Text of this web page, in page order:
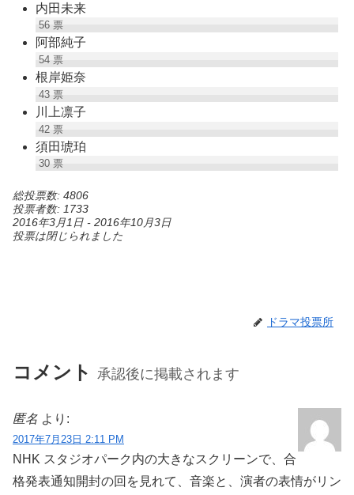
内田未来
56票
阿部純子
54票
根岸姫奈
43票
川上凛子
42票
須田琥珀
30票
総投票数: 4806
投票者数: 1733
2016年3月1日 - 2016年10月3日
投票は閉じられました
ドラマ投票所
コメント 承認後に掲載されます
匿名 より:
2017年7月23日 2:11 PM
NHK スタジオパーク内の大きなスクリーンで、合
格発表通知開封の回を見れて、音楽と、演者の表情がリン